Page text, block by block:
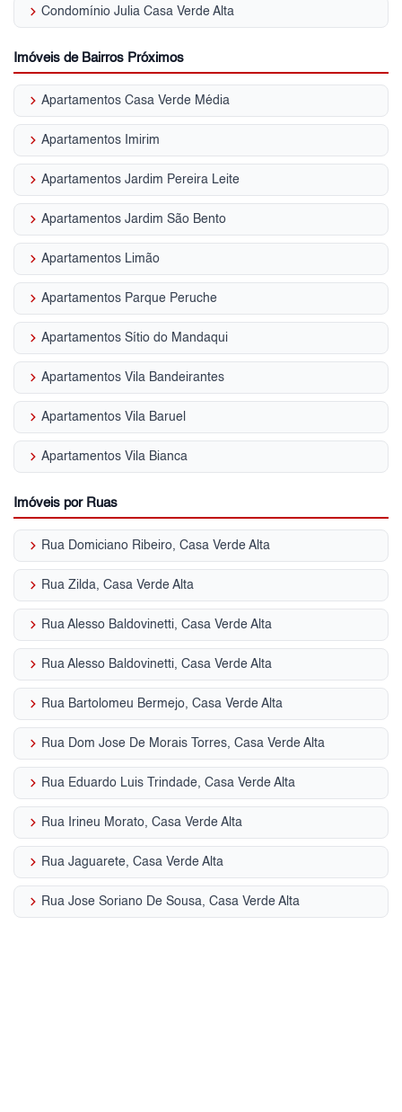
keyboard_arrow_right Condomínio Julia Casa Verde Alta
Imóveis de Bairros Próximos
keyboard_arrow_right Apartamentos Casa Verde Média
keyboard_arrow_right Apartamentos Imirim
keyboard_arrow_right Apartamentos Jardim Pereira Leite
keyboard_arrow_right Apartamentos Jardim São Bento
keyboard_arrow_right Apartamentos Limão
keyboard_arrow_right Apartamentos Parque Peruche
keyboard_arrow_right Apartamentos Sítio do Mandaqui
keyboard_arrow_right Apartamentos Vila Bandeirantes
keyboard_arrow_right Apartamentos Vila Baruel
keyboard_arrow_right Apartamentos Vila Bianca
Imóveis por Ruas
keyboard_arrow_right Rua Domiciano Ribeiro, Casa Verde Alta
keyboard_arrow_right Rua Zilda, Casa Verde Alta
keyboard_arrow_right Rua Alesso Baldovinetti, Casa Verde Alta
keyboard_arrow_right Rua Alesso Baldovinetti, Casa Verde Alta
keyboard_arrow_right Rua Bartolomeu Bermejo, Casa Verde Alta
keyboard_arrow_right Rua Dom Jose De Morais Torres, Casa Verde Alta
keyboard_arrow_right Rua Eduardo Luis Trindade, Casa Verde Alta
keyboard_arrow_right Rua Irineu Morato, Casa Verde Alta
keyboard_arrow_right Rua Jaguarete, Casa Verde Alta
keyboard_arrow_right Rua Jose Soriano De Sousa, Casa Verde Alta